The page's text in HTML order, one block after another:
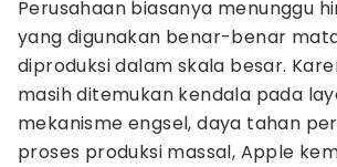
Perusahaan biasanya menunggu
yang digunakan benar-benar
diproduksi dalam skala besar.
masih ditemukan kendala pada
mekanisme engsel, daya tahan
proses produksi massal, Apple